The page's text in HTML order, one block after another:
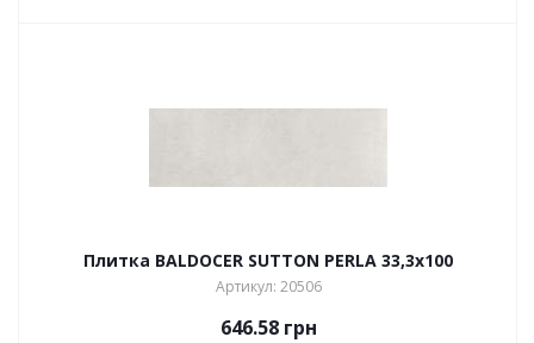
Плитка BALDOCER SUTTON PERLA 33,3х100
Артикул: 20506
646.58грн